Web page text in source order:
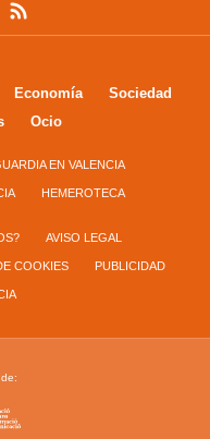
Economía
Sociedad
Ocio
EN VALENCIA
HEMEROTECA
AVISO LEGAL
COOKIES PUBLICIDAD